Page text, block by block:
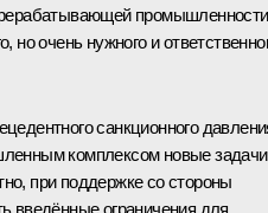
но очень нужного и
санкционного
комплексом новые
при поддержке со стороны